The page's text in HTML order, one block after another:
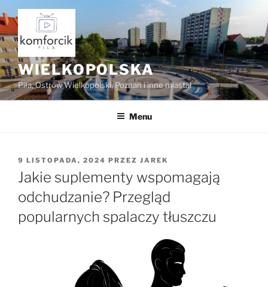
Przejdź
do
treści
WIELKOPOLSKA
Piła, Ostrów Wielkopolski, Poznań i inne miasta!
Menu
OPUBLIKOWANE
W
9 LISTOPADA, 2024 PRZEZ JAREK
Jakie suplementy wspomagają
odchudzanie? Przegląd
popularnych spalaczy tłuszczu